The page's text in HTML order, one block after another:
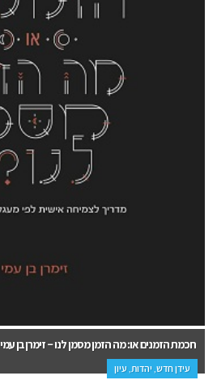
חכמת הזמנים או: מה הזמן מסמן לנו – זימרן בן עמי
עידן חדש, יהדות, עיון